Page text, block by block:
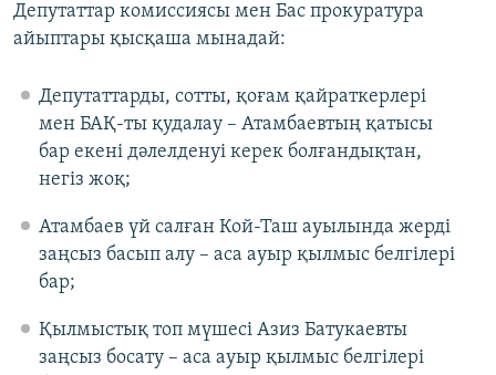
Депутаттар комиссиясы мен Бас прокуратура
айыптары қысқаша мынадай:
Депутаттарды, сотты, қоғам қайраткерлері
мен БАҚ-ты қудалау – Атамбаевтың қатысы
бар екені дәлелденуі керек болғандықтан,
негіз жоқ;
Атамбаев үй салған Кой-Таш ауылында жерді
заңсыз басып алу – аса ауыр қылмыс белгілері
бар;
Қылмыстық топ мүшесі Азиз Батукаевты
заңсыз босату – аса ауыр қылмыс белгілері